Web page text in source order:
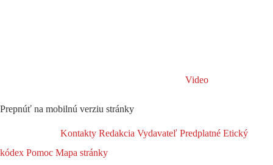
Video
Prepnúť na mobilnú verziu stránky
Kontakty Redakcia Vydavateľ Predplatné Etický
kódex Pomoc Mapa stránky